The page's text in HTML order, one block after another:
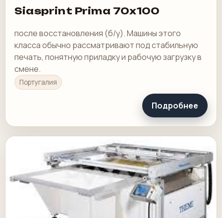
Siasprint Prima 70x100
после восстановления (б/у). Машины этого
класса обычно рассматривают под стабильную
печать, понятную приладку и рабочую загрузку в
смене.
Португалия
Подробнее